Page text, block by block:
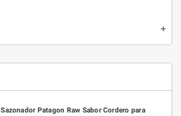
Sazonador Patagon Raw Sabor Cordero para